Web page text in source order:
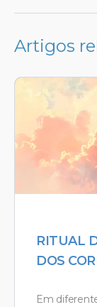
Artigos
RITUAL
DOS
Em